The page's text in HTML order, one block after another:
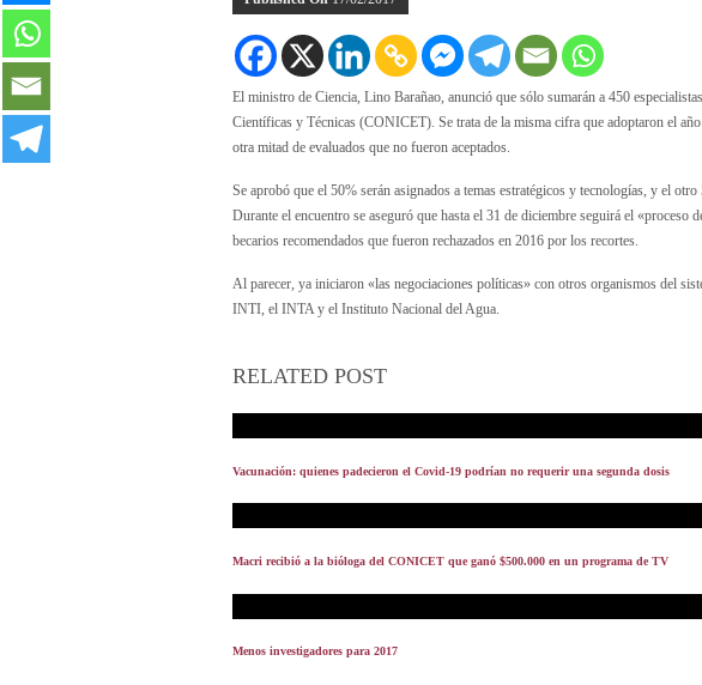
El ministro de Ciencia, Lino Barañao, anunció que sólo sumarán a 450
Científicas y Técnicas (CONICET). Se trata de la misma cifra que adoptaron el
otra mitad de evaluados que no fueron aceptados.
Se aprobó que el 50% serán asignados a temas estratégicos y tecnologías, y el
Durante el encuentro se aseguró que hasta el 31 de diciembre seguirá el «proceso
becarios recomendados que fueron rechazados en 2016 por los recortes.
Al parecer, ya iniciaron «las negociaciones políticas» con otros organismos del
INTI, el INTA y el Instituto Nacional del Agua.
RELATED POST
Vacunación: quienes padecieron el Covid-19 podrían no requerir una segunda dosis
Macri recibió a la bióloga del CONICET que ganó $500.000 en un programa de TV
Menos investigadores para 2017